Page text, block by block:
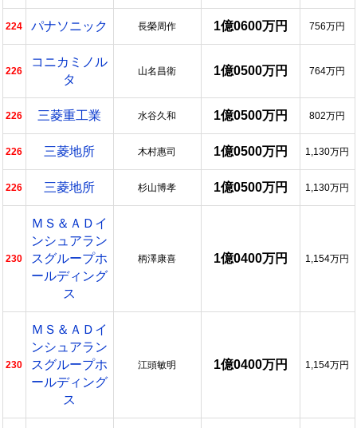
224 パナソニック 長榮周作 1億0600万円 756万円
226
コニカミノル
タ
山名昌衛 1億0500万円 764万円
226 三菱重工業 水谷久和 1億0500万円 802万円
226 三菱地所 木村惠司 1億0500万円 1,130万円
226 三菱地所 杉山博孝 1億0500万円 1,130万円
230
ＭＳ＆ＡＤイ
ンシュアラン
スグループホ
ールディング
ス
柄澤康喜 1億0400万円 1,154万円
230
ＭＳ＆ＡＤイ
ンシュアラン
スグループホ
ールディング
ス
江頭敏明 1億0400万円 1,154万円